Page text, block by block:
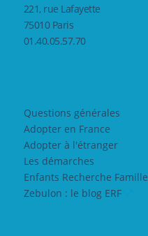
221, rue Lafayette
75010 Paris
01.40.05.57.70
Questions générales
Adopter en France
Adopter à l'étranger
Les démarches
Enfants Recherche Famille
Zebulon : le blog ERF